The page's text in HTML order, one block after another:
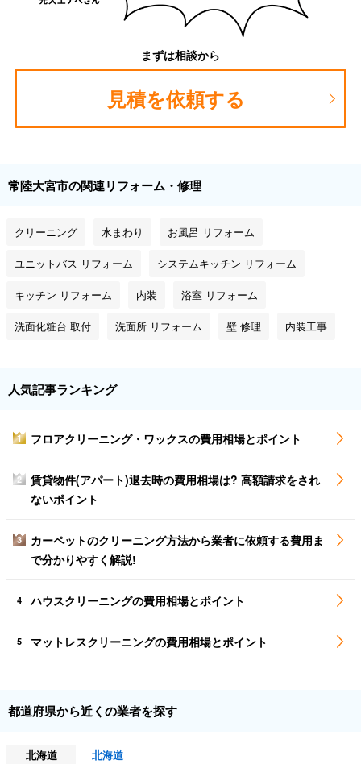
まずは相談から
見積を依頼する
常陸大宮市の関連リフォーム・修理
クリーニング 水まわり お風呂 リフォーム
ユニットバス リフォーム システムキッチン リフォーム
キッチン リフォーム 内装 浴室 リフォーム
洗面化粧台 取付 洗面所 リフォーム 壁 修理 内装工事
人気記事ランキング
1 フロアクリーニング・ワックスの費用相場とポイント
2
賃貸物件(アパート)退去時の費用相場は? 高額請求をされ
ないポイント
3
カーペットのクリーニング方法から業者に依頼する費用ま
で分かりやすく解説!
4 ハウスクリーニングの費用相場とポイント
5 マットレスクリーニングの費用相場とポイント
都道府県から近くの業者を探す
北海道
北海道